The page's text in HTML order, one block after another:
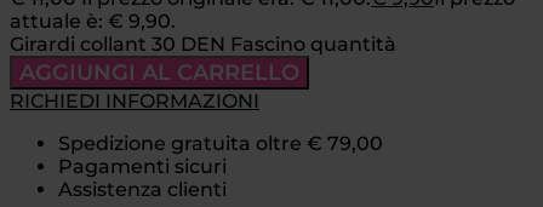
attuale è: € 9,90.
Girardi collant 30 DEN Fascino quantità
AGGIUNGI AL CARRELLO
RICHIEDI INFORMAZIONI
Spedizione gratuita oltre € 79,00
Pagamenti sicuri
Assistenza clienti